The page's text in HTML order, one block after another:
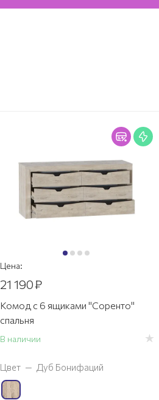
Цена:
21 190₽
Комод с 6 ящиками "Соренто"
спальня
В наличии
Цвет — Дуб Бонифаций